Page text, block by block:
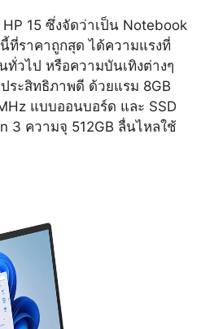
15 ซึ่งจัดว่าเป็น Notebook
ที่ราคาถูกสุด ได้ความแรงที่
ทั่วไป หรือความบันเทิงต่างๆ
ระสิทธิภาพดี ด้วยแรม 8GB
แบบออนบอร์ด และ SSD
3 ความจุ 512GB ลื่นไหลใช้